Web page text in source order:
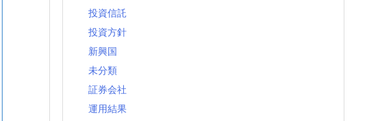
投資信託
投資方針
新興国
未分類
証券会社
運用結果